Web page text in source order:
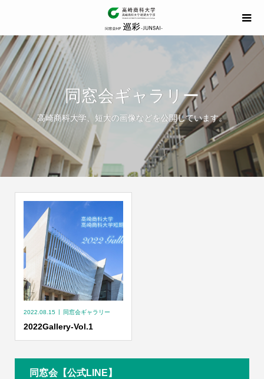
同窓会ギャラリー
高崎商科大学、短大の画像などを公開しています。
2022.08.15 同窓会ギャラリー
2022Gallery-Vol.1
同窓会【公式LINE】